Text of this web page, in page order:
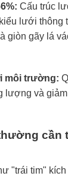
Cấu trúc
lưới thông
giòn gãy lá
môi trường:
lượng và
cần
"trái tim" kích